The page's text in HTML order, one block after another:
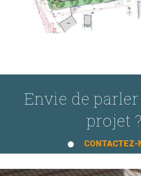
Envie de
projet ?
CONTACTEZ-